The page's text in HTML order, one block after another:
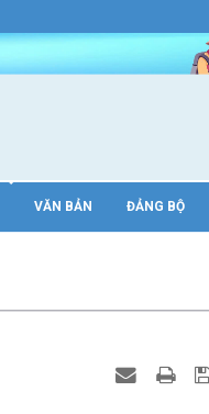
VĂN BẢN ĐẢNG BỘ